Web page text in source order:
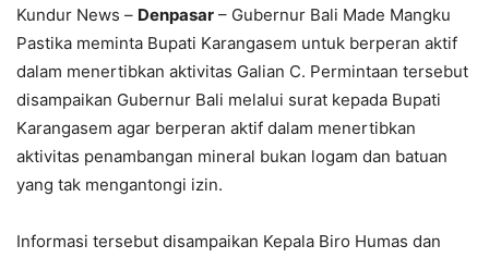
Kundur News – Denpasar – Gubernur Bali Made Mangku
Pastika meminta Bupati Karangasem untuk berperan aktif
dalam menertibkan aktivitas Galian C. Permintaan tersebut
disampaikan Gubernur Bali melalui surat kepada Bupati
Karangasem agar berperan aktif dalam menertibkan
aktivitas penambangan mineral bukan logam dan batuan
yang tak mengantongi izin.
Informasi tersebut disampaikan Kepala Biro Humas dan